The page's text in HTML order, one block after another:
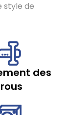
style de
des